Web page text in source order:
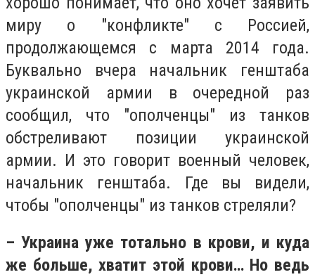
миру о "конфликте" с Россией,
продолжающемся с марта 2014 года.
Буквально вчера начальник генштаба
украинской армии в очередной раз
сообщил, что "ополченцы" из танков
обстреливают позиции украинской
армии. И это говорит военный человек,
начальник генштаба. Где вы видели,
чтобы "ополченцы" из танков стреляли?
– Украина уже тотально в крови, и куда
же больше, хватит этой крови… Но ведь